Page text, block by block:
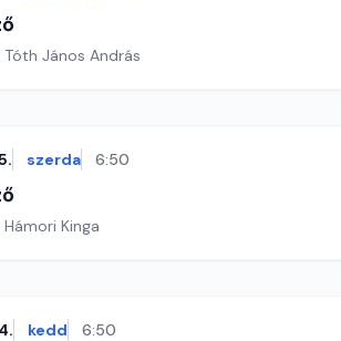
Tóth János András
szerda 6:50
Kinga
kedd 6:50